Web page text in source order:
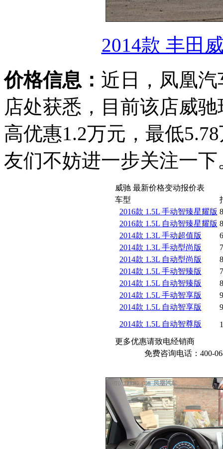
2014款 丰田
价格信息： 近日，凤凰
店处获悉，目前该店威
高优惠1.2万元，最低
友们不妨进一步关注一
威驰 最新价格变动报价表
车型
2016款 1.5L 手动智臻星耀版
2016款 1.5L 自动智臻星耀版
2014款 1.3L 手动超值版
2014款 1.3L 手动型尚版
2014款 1.3L 自动型尚版
2014款 1.5L 手动智臻版
2014款 1.5L 自动智臻版
2014款 1.5L 手动智享版
2014款 1.5L 自动智享版
2014款 1.5L 自动智尊版
更多优惠请致电经销商
免费咨询电话：400-